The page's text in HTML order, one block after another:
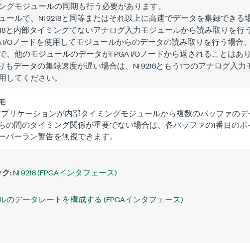
グモジュールの同期も行う必要があります。
ールで、NI 9218と同等またはそれ以上に高速でデータを集録できる
と内部タイミングでないアナログ入力モジュールから読み取りを行
I/Oノードを使用してモジュールからのデータの読み取りを行う場合
、他のモジュールのデータがFPGA I/Oノードから返されることはあり
もデータの集録速度が遅い場合は、NI 9218ともう1つのアナログ入
してください。
リケーションが内部タイミングモジュールから複数のバッファの
の間のタイミング関係が重要でない場合は、各バッファの1番目の
バーラン警告を無視できます。
:NI 9218 (FPGAインタフェース)
のデータレートを構成する (FPGAインタフェース)